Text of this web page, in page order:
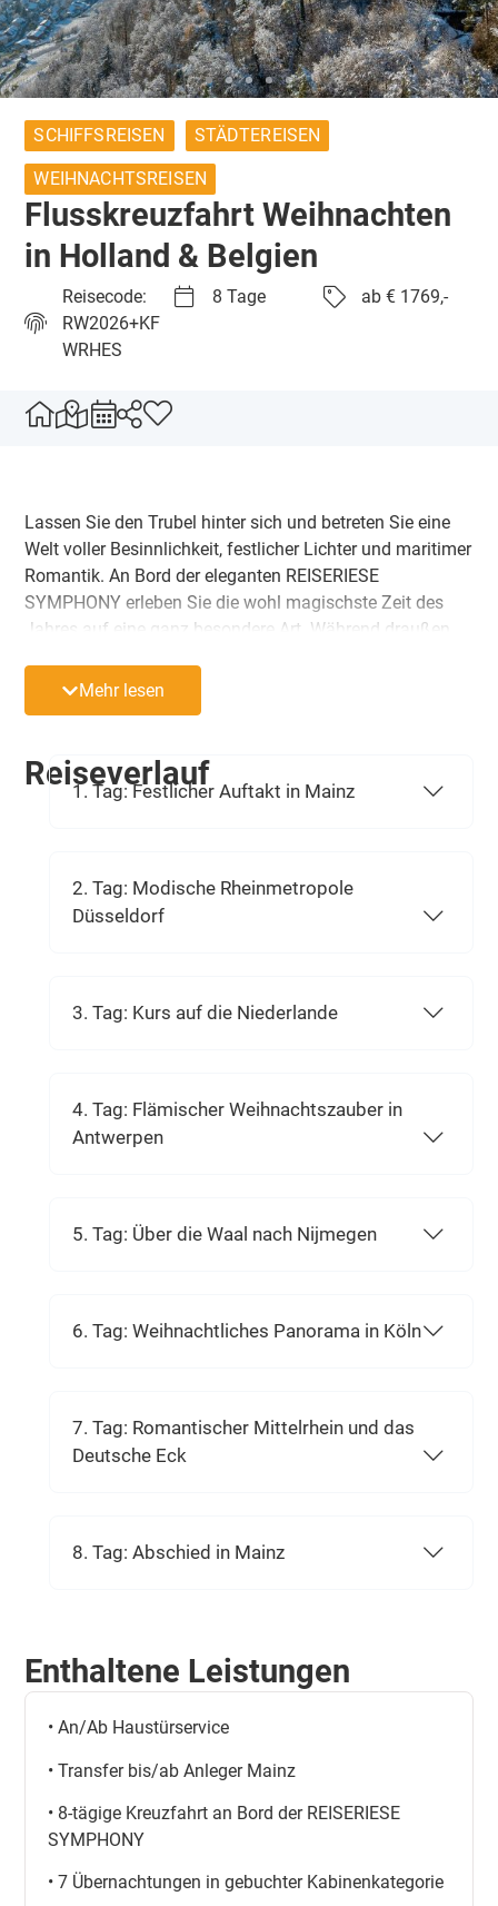
SCHIFFSREISEN STÄDTEREISEN
WEIHNACHTSREISEN
Flusskreuzfahrt Weihnachten
in Holland & Belgien
Reisecode:
RW2026+KF
WRHES
8 Tage ab € 1769,-
Lassen Sie den Trubel hinter sich und betreten Sie eine
Welt voller Besinnlichkeit, festlicher Lichter und maritimer
Romantik. An Bord der eleganten REISERIESE
SYMPHONY erleben Sie die wohl magischste Zeit des
Jahres auf eine ganz besondere Art. Während draußen
Hansestädte und die prachtvoll beleuchteten Metropolen
von Holland und Belgien sanft an Ihnen vorbeiziehen,
feierliche Gastlichkeit. Entdecken Sie den
weihnachtlichen Zauber entlang des Rheins, schlendern
Mehr lesen
Reiseverlauf
1. Tag: Festlicher Auftakt in Mainz
2. Tag: Modische Rheinmetropole
Düsseldorf
3. Tag: Kurs auf die Niederlande
4. Tag: Flämischer Weihnachtszauber in
Antwerpen
5. Tag: Über die Waal nach Nijmegen
6. Tag: Weihnachtliches Panorama in Köln
7. Tag: Romantischer Mittelrhein und das
Deutsche Eck
8. Tag: Abschied in Mainz
Enthaltene Leistungen
• An/Ab Haustürservice
• Transfer bis/ab Anleger Mainz
• 8-tägige Kreuzfahrt an Bord der REISERIESE
SYMPHONY
• 7 Übernachtungen in gebuchter Kabinenkategorie